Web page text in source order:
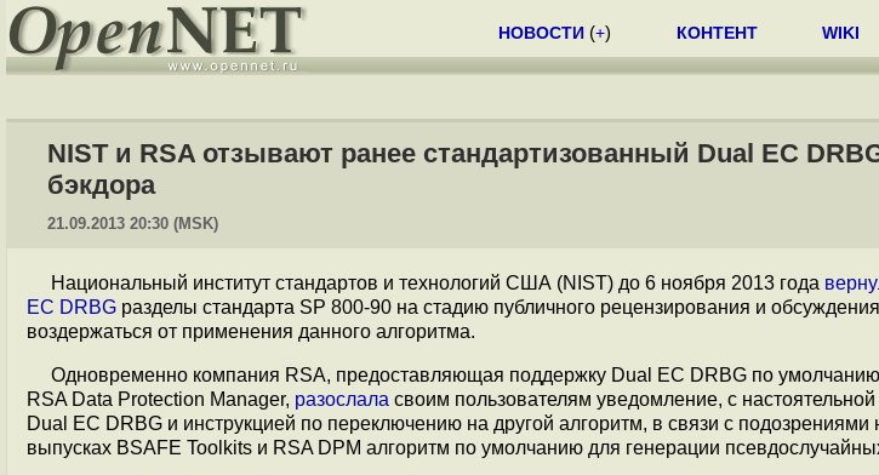
НОВОСТИ (+) КОНТЕНТ WIKI
NIST и RSA отзывают ранее стандартизованный Dual EC
бэкдора
21.09.2013 20:30 (MSK)
Национальный институт стандартов и технологий США (NIST) до 6 ноября 2013 года
EC DRBG разделы стандарта SP 800-90 на стадию публичного рецензирования и
воздержаться от применения данного алгоритма.
Одновременно компания RSA, предоставляющая поддержку Dual EC DRBG по умолчанию
RSA Data Protection Manager, разослала своим пользователям уведомление, с
Dual EC DRBG и инструкцией по переключению на другой алгоритм, в связи с
выпусках BSAFE Toolkits и RSA DPM алгоритм по умолчанию для генерации